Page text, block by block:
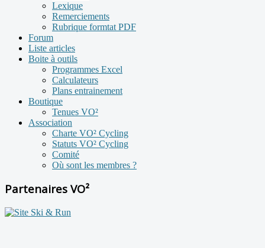
Lexique
Remerciements
Rubrique formtat PDF
Forum
Liste articles
Boite à outils
Programmes Excel
Calculateurs
Plans entrainement
Boutique
Tenues VO²
Association
Charte VO² Cycling
Statuts VO² Cycling
Comité
Où sont les membres ?
Partenaires VO²